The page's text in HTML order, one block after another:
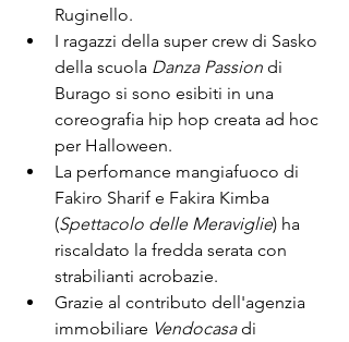
Ruginello.
I ragazzi della super crew di Sasko
della scuola Danza Passion di
Burago si sono esibiti in una
coreografia hip hop creata ad hoc
per Halloween.
La perfomance mangiafuoco di
Fakiro Sharif e Fakira Kimba
(Spettacolo delle Meraviglie) ha
riscaldato la fredda serata con
strabilianti acrobazie.
Grazie al contributo dell'agenzia
immobiliare Vendocasa di